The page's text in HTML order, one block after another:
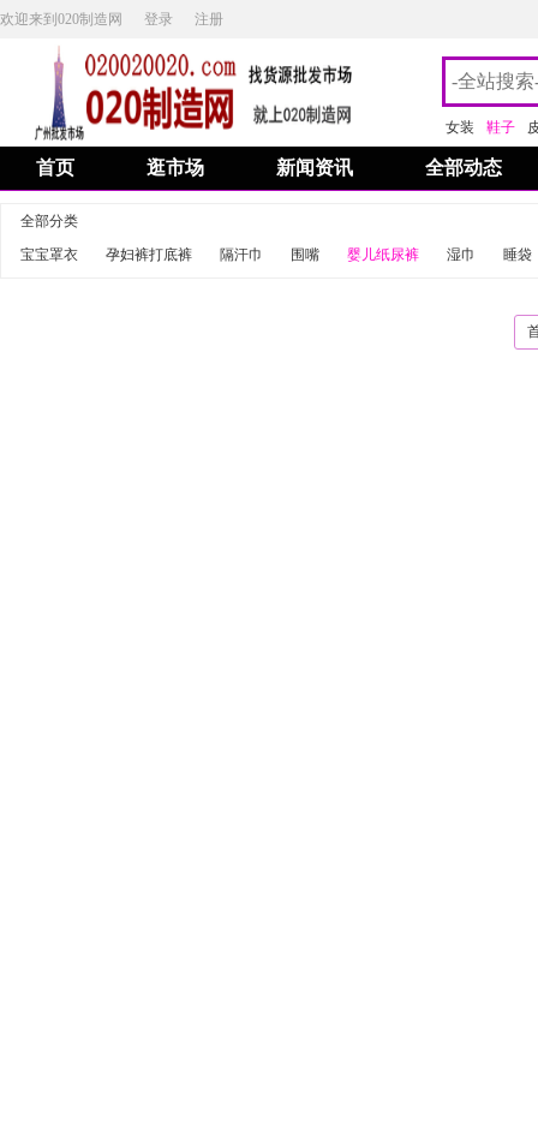
欢迎来到020制造网 登录 注册
女装 鞋子
首页 逛市场 新闻资讯 全部动态
全部分类
宝宝罩衣
孕妇裤打底裤 隔汗巾 围嘴 婴儿纸尿裤 湿巾 睡袋